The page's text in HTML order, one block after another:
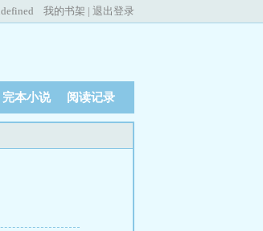
我的书架 | 退出登录
完本小说 阅读记录